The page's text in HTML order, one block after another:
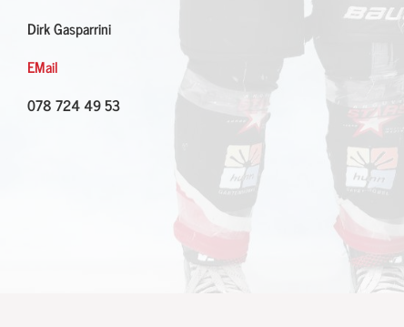
Dirk Gasparrini
EMail
078 724 49 53